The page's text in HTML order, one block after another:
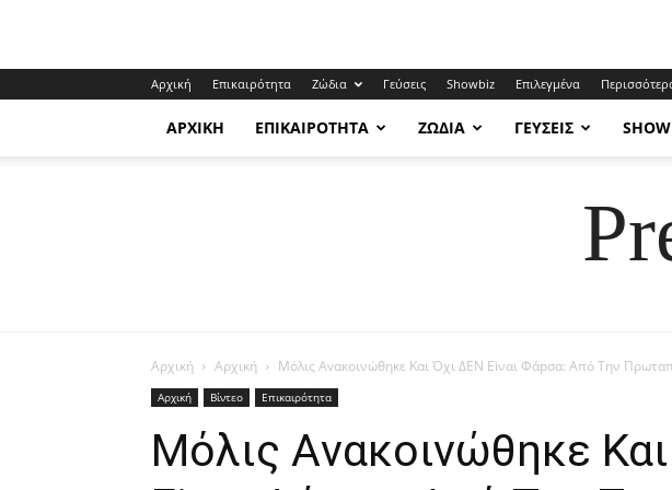
Αρχική Επικαιρότητα Ζώδια Γεύσεις Showbiz Επιλεγμένα
ΑΡΧΙΚΉ ΕΠΙΚΑΙΡΌΤΗΤΑ ΖΏΔΙΑ ΓΕΎΣΕΙΣ
Αρχική Αρχική Mόλις Αvακοινώθηκε Και Όχι ΔEΝ Εiναι Φάpσα: Από Την
Αρχική Βίντεο Επικαιρότητα
Mόλις Αvακοινώθηκε